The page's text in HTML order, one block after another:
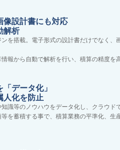
像設計書にも対応
解析
を搭載。電子形式の設計書だけでなく、
報から自動で解析を行い、積算の精度を
データ化」
人化を防止
識等のノウハウをデータ化し、クラウド
を蓄積する事で、積算業務の平準化、生